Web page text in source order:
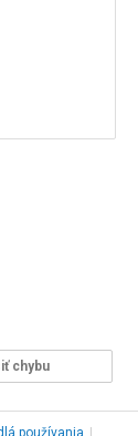
chybu
používania